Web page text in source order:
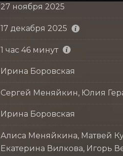
27 ноября 2025
17 декабря 2025
1 час 46 минут
Ирина Боровская
Сергей Меняйкин, Юлия
Ирина Боровская
Алиса Меняйкина, Матвей
Екатерина Вилкова, Игорь